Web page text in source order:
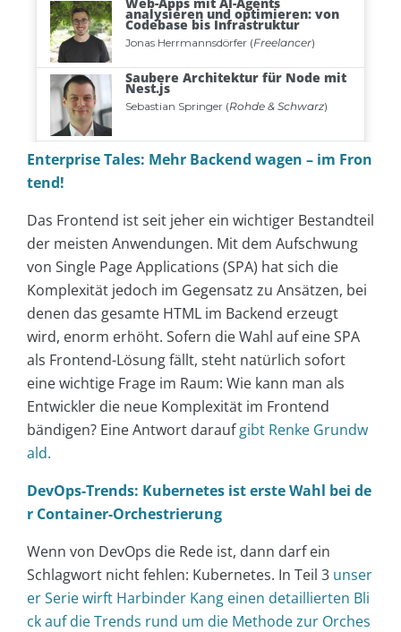
Enterprise Tales: Mehr Backend wagen – im Fron
tend!
Das Frontend ist seit jeher ein wichtiger Bestandteil
der meisten Anwendungen. Mit dem Aufschwung
von Single Page Applications (SPA) hat sich die
Komplexität jedoch im Gegensatz zu Ansätzen, bei
denen das gesamte HTML im Backend erzeugt
wird, enorm erhöht. Sofern die Wahl auf eine SPA
als Frontend-Lösung fällt, steht natürlich sofort
eine wichtige Frage im Raum: Wie kann man als
Entwickler die neue Komplexität im Frontend
bändigen? Eine Antwort daraufgibt Renke Grundw
ald.
DevOps-Trends: Kubernetes ist erste Wahl bei de
r Container-Orchestrierung
Wenn von DevOps die Rede ist, dann darf ein
Schlagwort nicht fehlen: Kubernetes. In Teil 3 unser
er Serie wirft Harbinder Kang einen detaillierten Bli
ck auf die Trends rund um die Methode zur Orches